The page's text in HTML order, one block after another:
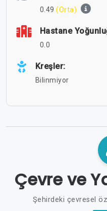
0.49 (Orta)
Hastane
0.0
Kreşler:
Bilinmiyor
Çevre ve
Şehirdeki çevresel